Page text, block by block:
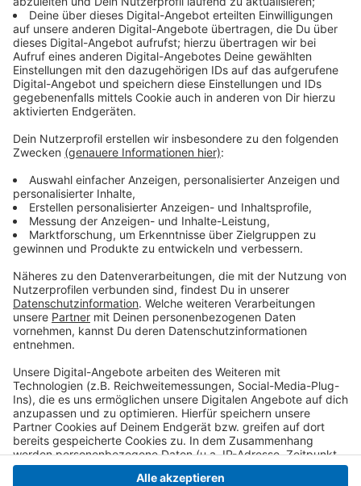
1.000 Euro können Eigentümer rechnen. Insgesamt
stehen dafür 50.000 Euro bereit. Ähnliche
Förderprogramme gab es schon in der Vergangenheit -
bei der Förderung gibt es allerdings leichte
Unterschiede. Unter anderem werden
Steckersolaranlagen und Batteriespeicher nicht mehr
finanziell unterstützt. Grund dafür ist, dass die Preise
für die Anlagen stark gesunken sind und so auch selbst
um das Thema Wärmeerzeugung nicht mehr durch die
Stadt Kempen gefördert werden, da es parallel ein
Förderprogramm des Kreis Viersens geben soll, bei
dem sich auch Kempener bewerben können. Der muss
aber noch vom Rat beschlossen werden.
Anzeige
Anzeige